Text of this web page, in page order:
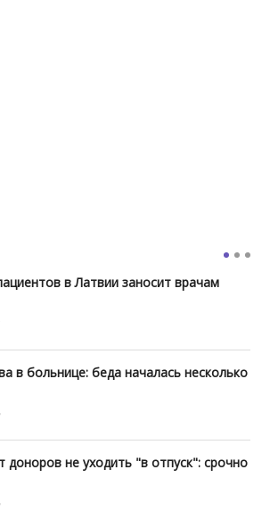
в Латвии заносит врачам
в больнице: беда началась несколько
доноров не уходить "в отпуск": срочно